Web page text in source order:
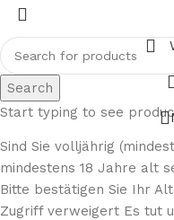
Search
Start typing to see
Sind Sie volljährig
mindestens 18 Jahre alt
Bitte bestätigen Sie Ihr
Zugriff verweigert Es tut